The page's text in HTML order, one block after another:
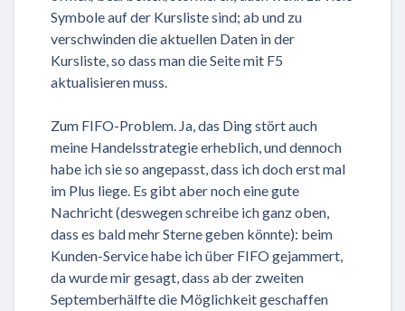
Symbole auf der Kursliste sind; ab und zu
verschwinden die aktuellen Daten in der
Kursliste, so dass man die Seite mit F5
aktualisieren muss.
Zum FIFO-Problem. Ja, das Ding stört auch
meine Handelsstrategie erheblich, und dennoch
habe ich sie so angepasst, dass ich doch erst mal
im Plus liege. Es gibt aber noch eine gute
Nachricht (deswegen schreibe ich ganz oben,
dass es bald mehr Sterne geben könnte): beim
Kunden-Service habe ich über FIFO gejammert,
da wurde mir gesagt, dass ab der zweiten
Septemberhälfte die Möglichkeit geschaffen